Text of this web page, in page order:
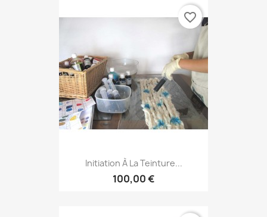
Initiation À La Teinture...
100,00 €
favorite_border